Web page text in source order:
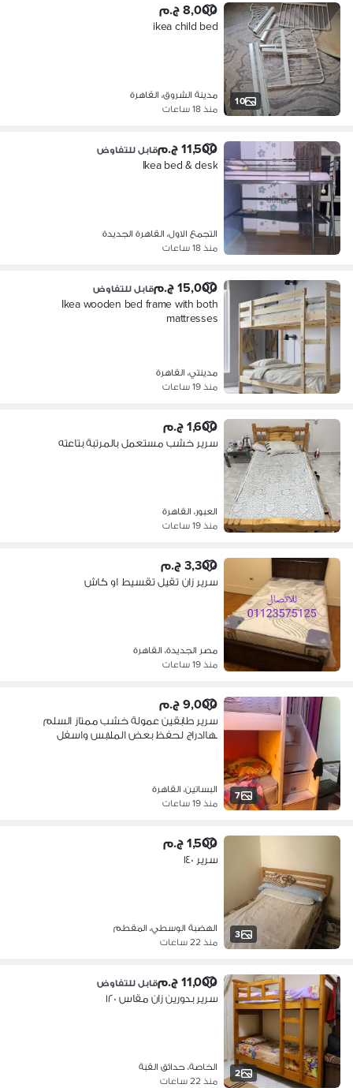
10
8,000 ج.م
ikea child bed
مدينة الشروق، القاهرة
منذ 18 ساعات
11,500 ج.م قابل للتفاوض
Ikea bed & desk
التجمع الاول، القاهرة الجديدة
منذ 18 ساعات
15,000 ج.م قابل للتفاوض
Ikea wooden bed frame with both
mattresses
مدينتي، القاهرة
منذ 19 ساعات
1,600 ج.م
سرير خشب مستعمل بالمرتبة بتاعته
العبور، القاهرة
منذ 19 ساعات
3,300 ج.م
سرير زان تقيل تقسيط او كاش
مصر الجديدة، القاهرة
منذ 19 ساعات
7
9,000 ج.م
سرير طابقين عمولة خشب ممتاز السلم
بهاادراج لحفظ بعض الملابس واسفل
البساتين، القاهرة
منذ 19 ساعات
3
1,500 ج.م
سرير ١٤٠
الهضبة الوسطي، المقطم
منذ 22 ساعات
2
11,000 ج.م قابل للتفاوض
سرير بدورين زان مقاس ١٢٠
الخاصة، حدائق القبة
منذ 22 ساعات